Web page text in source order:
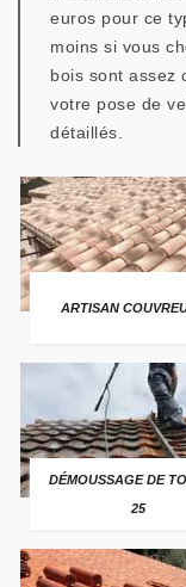
euros pour ce
moins si vous
bois sont assez
votre pose de
détaillés.
ARTISAN
DÉMOUSSAGE DE
25